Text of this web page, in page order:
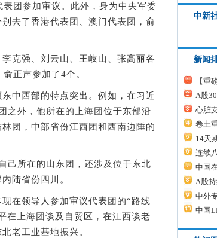
团参加审议。此外，身为中央军委
去了香港代表团、澳门代表团，俞
强、刘云山、王岐山、张高丽各
正声参加了4个。
西部的特点突出。例如，在习近
之外，他所在的上海团位于东部沿
团，中部省份江西团和西南边陲的
所在的山东团，还涉及位于东北
陆省份四川。
在领导人参加审议代表团的“路线
在上海团谈及自贸区，在江西谈老
老工业基地振兴。
中新
新闻
【重
A股
心脏
卷土
14天
连续
中国
A股
中外
中国